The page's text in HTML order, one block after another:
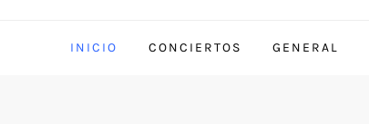
INICIO CONCIERTOS GENERAL